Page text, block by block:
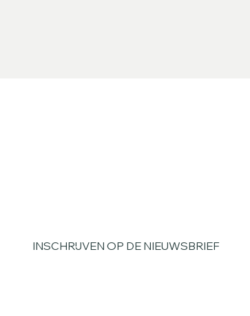
INSCHRIJVEN OP DE NIEUWSBRIEF